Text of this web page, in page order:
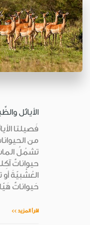
الأيائل
فَصيلتا
من
تشمُلُ
حيواناتٌ
العُشْبيّةَ
حَيواناتٌ
اقرأ المزيد >>